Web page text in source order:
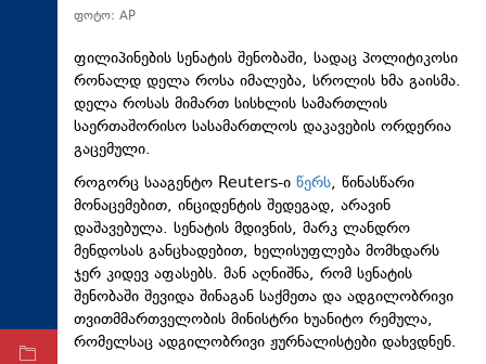
ჯანდაცვა
საზოგადოება
სამართალი
თავდაცვა
რეგიონი
სპორტი
ტექნოლოგიები
ტაბლოიდი
ფოტო: AP
ფილიპინების სენატის შენობაში, სადაც პოლიტიკოსი
რონალდ დელა როსა იმალება, სროლის ხმა გაისმა.
დელა როსას მიმართ სისხლის სამართლის
საერთაშორისო სასამართლოს დაკავების ორდერია
გაცემული.
როგორც სააგენტო Reuters-ი წერს, წინასწარი
მონაცემებით, ინციდენტის შედეგად, არავინ
დაშავებულა. სენატის მდივნის, მარკ ლანდრო
მენდოსას განცხადებით, ხელისუფლება მომხდარს
ჯერ კიდევ აფასებს. მან აღნიშნა, რომ სენატის
შენობაში შევიდა შინაგან საქმეთა და ადგილობრივი
თვითმმართველობის მინისტრი ხუანიტო რემულა,
რომელსაც ადგილობრივი ჟურნალისტები დახვდნენ.